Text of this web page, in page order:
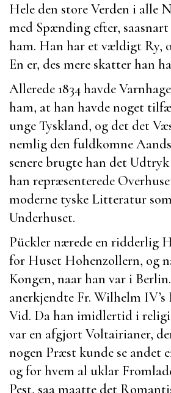
Hele den store Verden i alle
med Spænding efter,
ham. Han har et vældigt Ry,
En er, des mere skatter han
Allerede 1834 havde
ham, at han havde noget
unge Tyskland, og det det
nemlig den fuldkomne
senere brugte han det
han repræsenterede
moderne tyske Litteratur som
Underhuset.
Pücklernærede en ridderlig
for Huset Hohenzollern, og
Kongen, naar han var i Berlin
anerkjendte Fr. Wilhelm IV’s
Vid. Da han imidlertid i
var en afgjort Voltairianer,
nogen Præst kunde se andet
og for hvem al uklar
Pest, saa maatte det